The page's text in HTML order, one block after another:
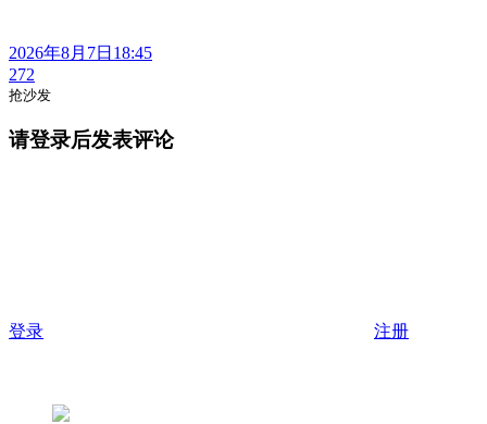
2026年8月7日18:45
272
抢沙发
请登录后发表评论
登录 注册